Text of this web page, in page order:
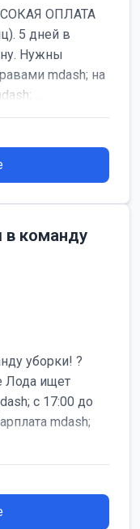
ОПЛАТА
5 дней в
Нужны
mdash; на
...
в команду
уборки! ?
Лода ищет
с 17:00 до
mdash;